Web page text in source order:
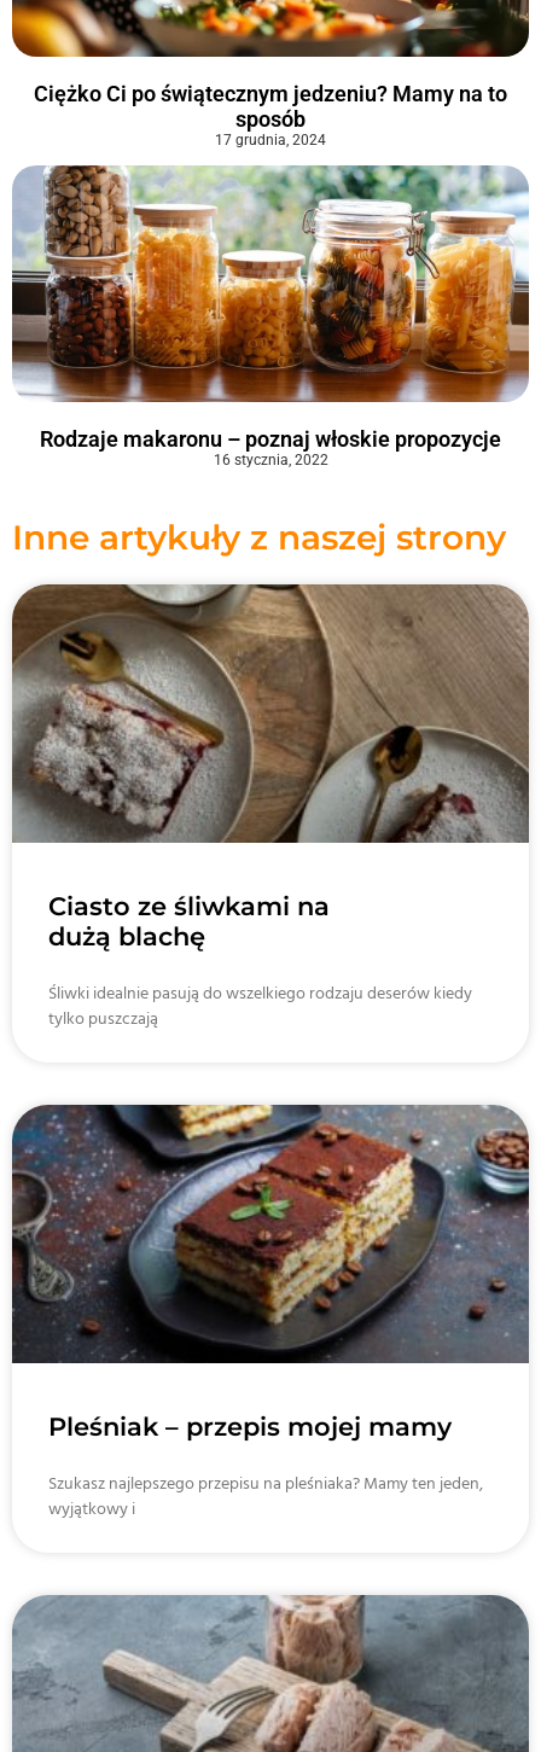
Ciężko Ci po świątecznym jedzeniu? Mamy na to
sposób
17 grudnia, 2024
Rodzaje makaronu – poznaj włoskie propozycje
16 stycznia, 2022
Inne artykuły z naszej strony
Ciasto ze śliwkami na
dużą blachę
Śliwki idealnie pasują do wszelkiego rodzaju deserów kiedy
tylko puszczają
Pleśniak – przepis mojej mamy
Szukasz najlepszego przepisu na pleśniaka? Mamy ten jeden,
wyjątkowy i